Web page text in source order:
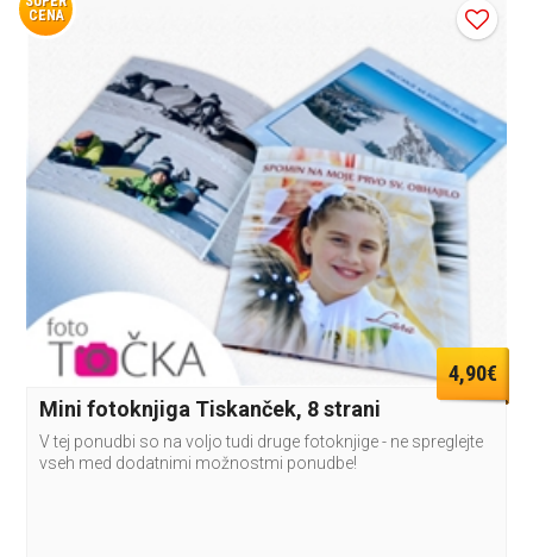
CENA
4,90€
Mini fotoknjiga Tiskanček, 8 strani
V tej ponudbi so na voljo tudi druge fotoknjige - ne spreglejte
vseh med dodatnimi možnostmi ponudbe!